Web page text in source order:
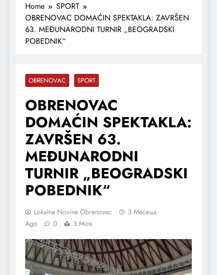
Home
SPORT
OBRENOVAC DOMAĆIN SPEKTAKLA: ZAVRŠEN
63. MEĐUNARODNI TURNIR „BEOGRADSKI
POBEDNIK“
OBRENOVAC SPORT
OBRENOVAC
DOMAĆIN SPEKTAKLA:
ZAVRŠEN 63.
MEĐUNARODNI
TURNIR „BEOGRADSKI
POBEDNIK“
Lokalne Novine Obrenovac
3 Месеца
Ago
0 3 Mins